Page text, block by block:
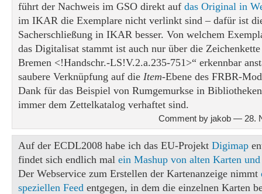
führt der Nachweis im GSO direkt auf das Original in
im IKAR die Exemplare nicht verlinkt sind – dafür ist
Sacherschließung in IKAR besser. Von welchem
das Digitalisat stammt ist auch nur über die
Bremen <!Handschr.-LS!V.2.a.235-751>“ erkennbar
saubere Verknüpfung auf die Item-Ebene des FRBR-
Dank für das Beispiel von Rumgemurkse in
immer dem Zettelkatalog verhaftet sind.
Comment by jakob — 28.
Auf der ECDL2008 habe ich das EU-Projekt Digimap
findet sich endlich mal ein Mashup von alten Karten
Der Webservice zum Erstellen der Kartenanzeige nimmt
speziellen Feed entgegen, in dem die einzelnen Karten